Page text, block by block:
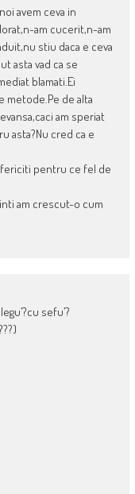
avem ceva in
am cucerit,n-am
stiu daca e ceva
asta vad ca se
blamati.Ei
metode.Pe de alta
am speriat
asta?Nu cred ca e
fericiti pentru ce fel de
am crescut-o cum
sefu’?